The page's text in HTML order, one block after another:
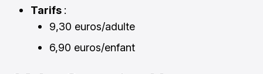
Tarifs :
9,30 euros/adulte
6,90 euros/enfant